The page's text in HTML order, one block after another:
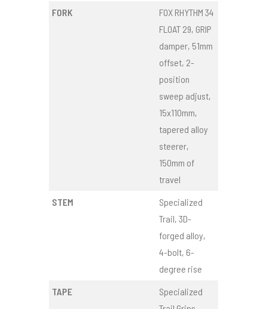
FORK
FOX RHYTHM 34
FLOAT 29, GRIP
damper, 51mm
offset, 2-
position
sweep adjust,
15x110mm,
tapered alloy
steerer,
150mm of
travel
STEM
Specialized
Trail, 3D-
forged alloy,
4-bolt, 6-
degree rise
TAPE
Specialized